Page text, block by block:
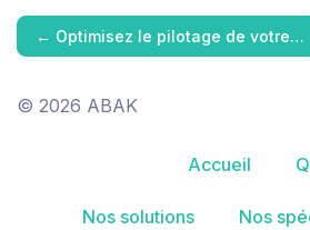
← Optimisez le pilotage de votre…
© 2026 ABAK
Accueil
Nos solutions Nos